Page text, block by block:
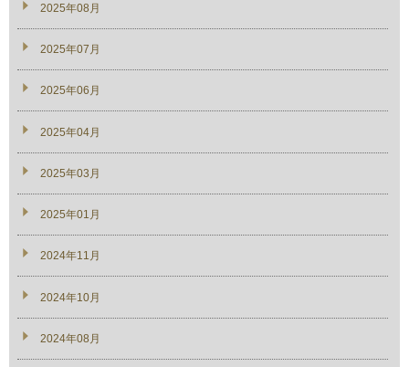
2025年08月
2025年07月
2025年06月
2025年04月
2025年03月
2025年01月
2024年11月
2024年10月
2024年08月